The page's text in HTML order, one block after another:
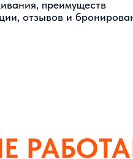
сильного сайта,
часто даёт